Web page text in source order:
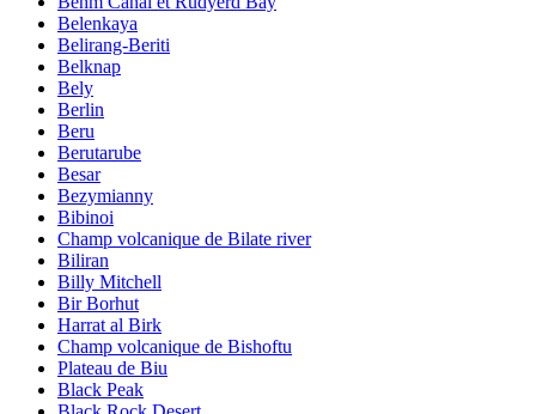
Belenkaya
Belirang-Beriti
Belknap
Bely
Berlin
Beru
Berutarube
Besar
Bezymianny
Bibinoi
Champ volcanique de Bilate river
Biliran
Billy Mitchell
Bir Borhut
Harrat al Birk
Champ volcanique de Bishoftu
Plateau de Biu
Black Peak